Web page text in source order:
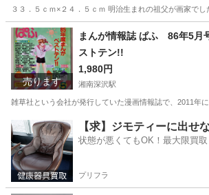
３３．５ｃｍ×２４．５ｃｍ 明治生まれの祖父が画家でし
神奈川 鎌倉市 大船駅 その他 水彩
売ります
まんが情報誌 ぱふ 86年5月
ストテン!!
1,980円
湘南深沢駅
雑草社という会社が発行していた漫画情報誌で、2011年
神奈川 鎌倉市 湘南深沢駅 マンガ、コミッ
【求】ジモティーに出せ
状態が悪くてもOK！最大限買
プリフラ